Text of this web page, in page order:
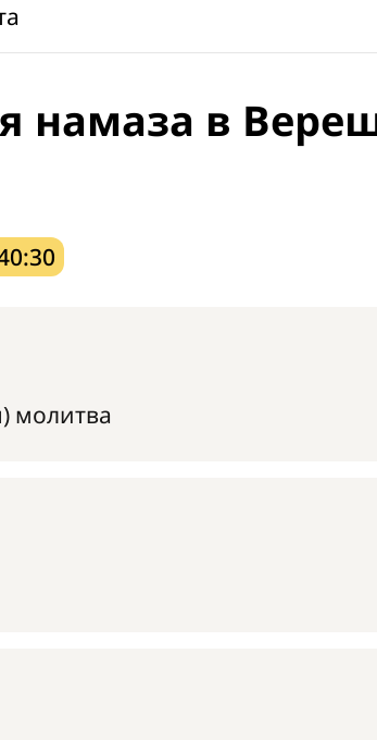
намаза в
молитва